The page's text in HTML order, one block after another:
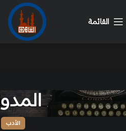
القائمة
الأدب